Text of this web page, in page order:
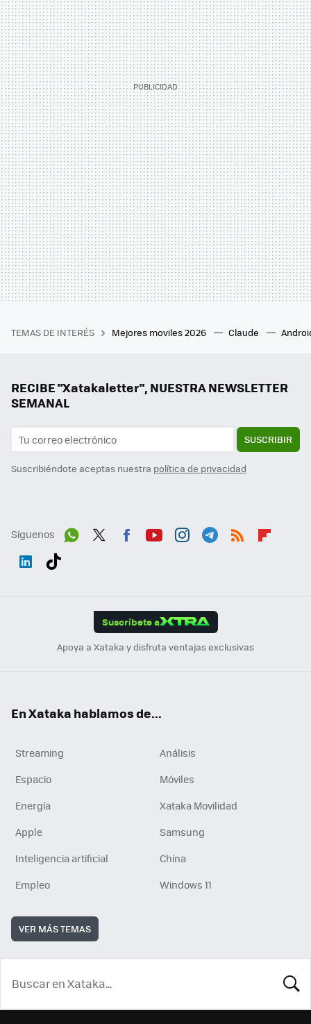
TEMAS DE INTERÉS Mejores moviles 2026 Claude
RECIBE "Xatakaletter", NUESTRA NEWSLETTER
SEMANAL
SUSCRIBIR
Suscribiéndote aceptas nuestra política de privacidad
Síguenos
Suscríbete a
Apoya a Xataka y disfruta ventajas exclusivas
En Xataka hablamos de...
Streaming
Análisis
Espacio
Móviles
Energía
Xataka Movilidad
Apple
Samsung
Inteligencia artificial
China
Empleo
Windows 11
VER MÁS TEMAS